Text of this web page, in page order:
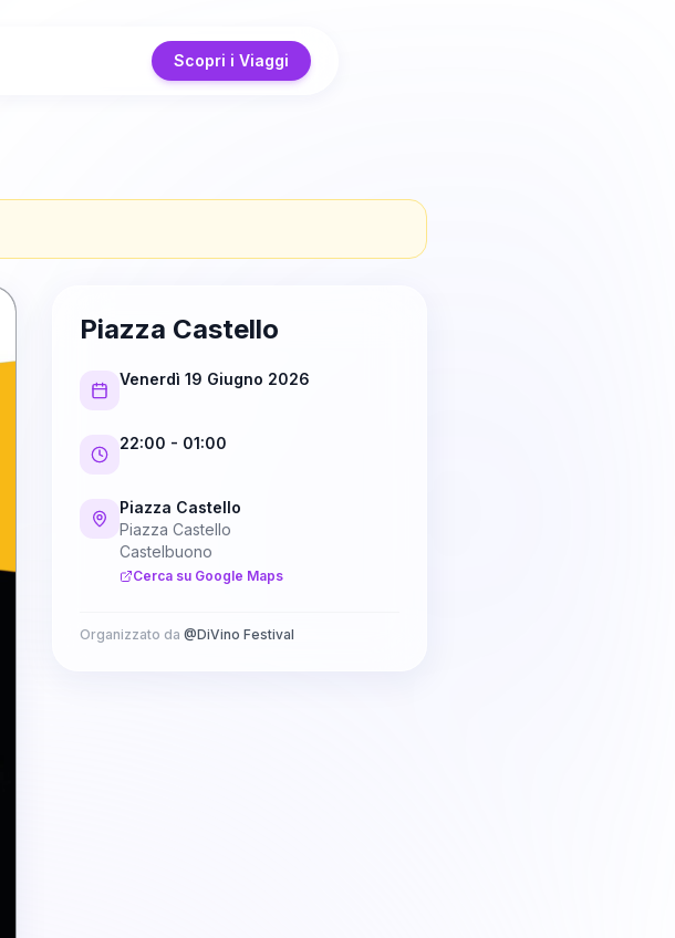
Scopri i Viaggi
Piazza Castello
Venerdì 19 Giugno 2026
22:00 - 01:00
Piazza Castello
Piazza Castello
Castelbuono
Cerca su Google Maps
Organizzato da @DiVino Festival